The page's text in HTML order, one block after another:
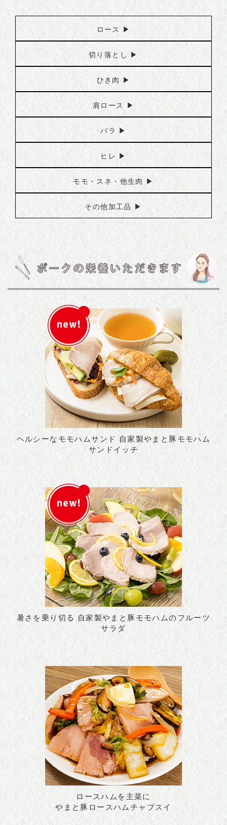
ロース ▶︎
切り落とし ▶︎
ひき肉 ▶︎
肩ロース ▶︎
バラ ▶︎
ヒレ ▶︎
モモ・スネ・他生肉 ▶︎
その他加工品 ▶︎
ヘルシーなモモハムサンド 自家製やまと豚モモハム
サンドイッチ
暑さを乗り切る 自家製やまと豚モモハムのフルーツ
サラダ
ロースハムを主菜に
やまと豚ロースハムチャプスイ